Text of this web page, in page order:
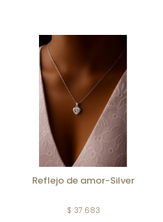
Reflejo de amor-Silver
$ 37.683